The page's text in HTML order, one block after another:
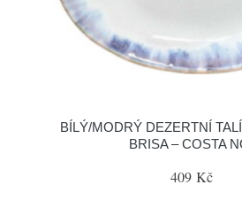
BÍLÝ/MODRÝ DEZERTNÍ
BRISA – COSTA
409 Kč